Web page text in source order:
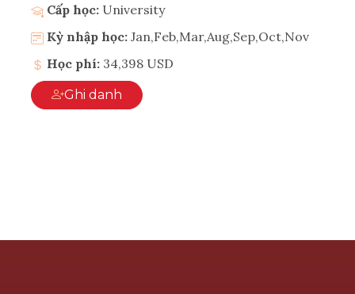
Cấp học: University
Kỳ nhập học: Jan,Feb,Mar,Aug,Sep,Oct,Nov
Học phí: 34,398 USD
Ghi danh